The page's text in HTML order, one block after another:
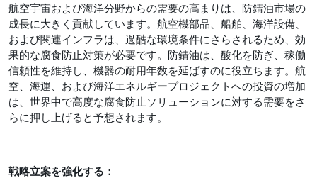
航空宇宙および海洋分野からの需要の高まりは、防錆油市場の
成長に大きく貢献しています。航空機部品、船舶、海洋設備、
および関連インフラは、過酷な環境条件にさらされるため、効
果的な腐食防止対策が必要です。防錆油は、酸化を防ぎ、稼働
信頼性を維持し、機器の耐用年数を延ばすのに役立ちます。航
空、海運、および海洋エネルギープロジェクトへの投資の増加
は、世界中で高度な腐食防止ソリューションに対する需要をさ
らに押し上げると予想されます。
戦略立案を強化する：